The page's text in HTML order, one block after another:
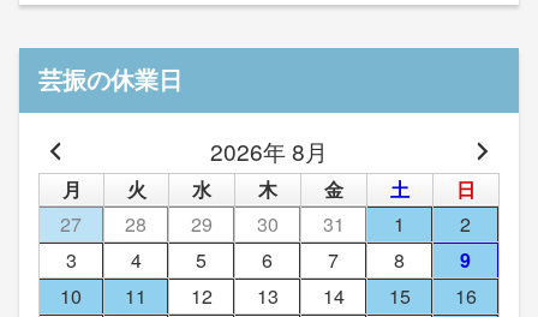
芸振の休業日
2026年 8月
月 火 水 木 金 土
日
27
28 29 30 31 1
2
3
4 5 6 7 8
9
10
11 12 13 14 15
16